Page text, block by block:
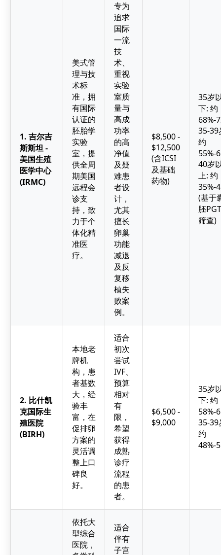
1. 吉尔吉
斯斯坦 -
美国生殖
医学中心
(IRMC)
美式管
理与技
术标
准，拥
有国际
认证的
胚胎学
实验
室，提
供全周
期美国
远程会
诊支
持，致
力于个
体化精
准医
疗。
专为
追求
国际
一流
技
术、
重视
实验
室质
量与
高成
功率
的高
净值
及疑
难患
者设
计，
尤其
擅长
卵巢
功能
减退
及反
复移
植失
败案
例。
$8,500 -
$12,500
(含ICSI
及基础
药物)
35岁
下: 约
68%-
35-39
约
55%-
40岁
上: 约
35%-
(基于
胚
筛查)
2. 比什凯
克国际生
殖医院
(BIRH)
本地老
牌机
构，患
者基数
大，经
验丰
富，在
促排卵
方案的
灵活调
整上口
碑良
好。
适合
初次
尝试
IVF、
预算
相对
有
限，
希望
获得
成熟
诊疗
流程
的患
者。
$6,500 -
$9,000
35岁
下: 约
58%-
35-39
约
48%-
依托大
型综合
医院，
适合
伴有
子宫